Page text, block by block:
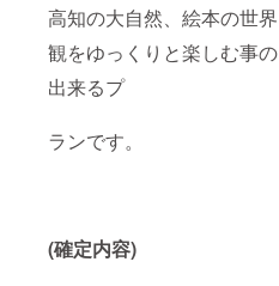
高知の大自然、絵本の世界
観をゆっくりと楽しむ事の
出来るプ
ランです。
(確定内容)